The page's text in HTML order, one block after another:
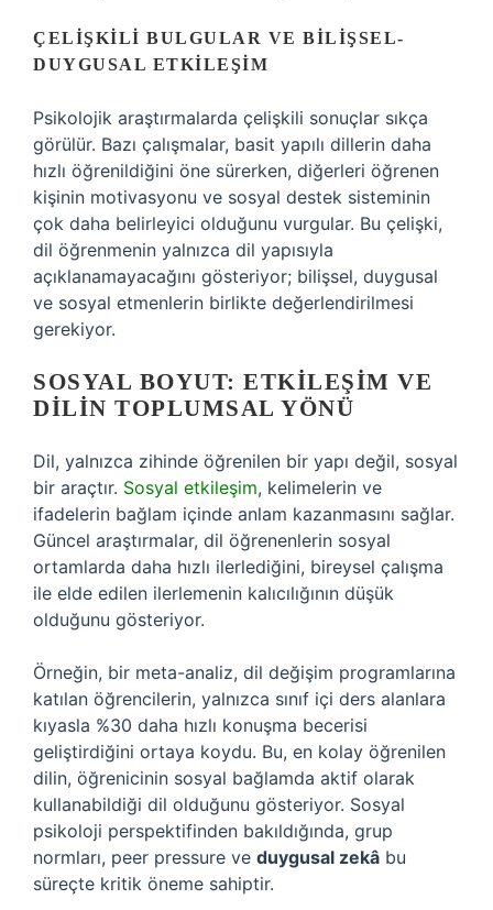
ÇELIŞKILI BULGULAR VE BILIŞSEL-
DUYGUSAL ETKILEŞIM
Psikolojik araştırmalarda çelişkili sonuçlar sıkça
görülür. Bazı çalışmalar, basit yapılı dillerin daha
hızlı öğrenildiğini öne sürerken, diğerleri öğrenen
kişinin motivasyonu ve sosyal destek sisteminin
çok daha belirleyici olduğunu vurgular. Bu çelişki,
dil öğrenmenin yalnızca dil yapısıyla
açıklanamayacağını gösteriyor; bilişsel, duygusal
ve sosyal etmenlerin birlikte değerlendirilmesi
gerekiyor.
SOSYAL BOYUT: ETKILEŞIM VE
DILIN TOPLUMSAL YÖNÜ
Dil, yalnızca zihinde öğrenilen bir yapı değil, sosyal
bir araçtır. Sosyal etkileşim, kelimelerin ve
ifadelerin bağlam içinde anlam kazanmasını sağlar.
Güncel araştırmalar, dil öğrenenlerin sosyal
ortamlarda daha hızlı ilerlediğini, bireysel çalışma
ile elde edilen ilerlemenin kalıcılığının düşük
olduğunu gösteriyor.
Örneğin, bir meta-analiz, dil değişim programlarına
katılan öğrencilerin, yalnızca sınıf içi ders alanlara
kıyasla %30 daha hızlı konuşma becerisi
geliştirdiğini ortaya koydu. Bu, en kolay öğrenilen
dilin, öğrenicinin sosyal bağlamda aktif olarak
kullanabildiği dil olduğunu gösteriyor. Sosyal
psikoloji perspektifinden bakıldığında, grup
normları, peer pressure ve duygusal zekâ bu
süreçte kritik öneme sahiptir.